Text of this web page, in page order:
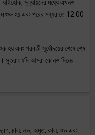
মূল্যায়নের মধ্যে এখনও
ম শুরু হয় এবং পরের মধ্যরাতে 12:00
হয় এবং পরবর্তী সূর্যোদয়ের শেষে শেষ
সুতরাং যদি আমরা কোনও দিনের
চাল, লভ, অমৃত, কাল, শুভ এবং